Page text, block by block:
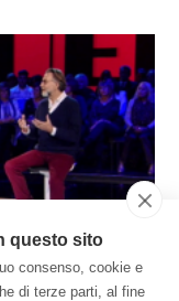
sul Terzo
questo sito
consenso, cookie e
di terze parti, al fine